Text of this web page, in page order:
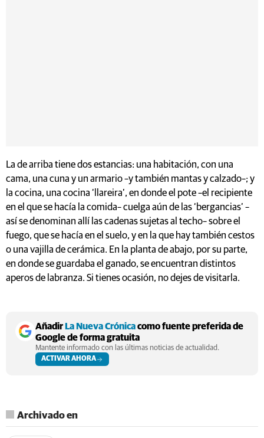
La de arriba tiene dos estancias: una habitación, con una
cama, una cuna y un armario –y también mantas y calzado–; y
la cocina, una cocina ‘llareira’, en donde el pote –el recipiente
en el que se hacía la comida– cuelga aún de las ‘bergancias’ –
así se denominan allí las cadenas sujetas al techo– sobre el
fuego, que se hacía en el suelo, y en la que hay también cestos
o una vajilla de cerámica. En la planta de abajo, por su parte,
en donde se guardaba el ganado, se encuentran distintos
aperos de labranza. Si tienes ocasión, no dejes de visitarla.
Añadir La Nueva Crónicacomo fuente preferida de
Google de forma gratuita
Mantente informado con las últimas noticias de actualidad.
ACTIVAR AHORA
Archivado en